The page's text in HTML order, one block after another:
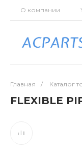
О компании
Главная / Каталог
FLEXIBLE